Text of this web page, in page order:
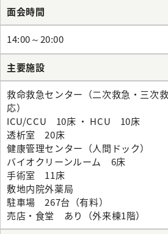
面会時間
14:00～20:00
主要施設
救命救急センター（二次救急・三次
応）
ICU/CCU 10床 ・ HCU 10床
透析室 20床
健康管理センター（人間ドック）
バイオクリーンルーム 6床
手術室 11床
敷地内院外薬局
駐車場 267台（有料）
売店・食堂 あり（外来棟1階）